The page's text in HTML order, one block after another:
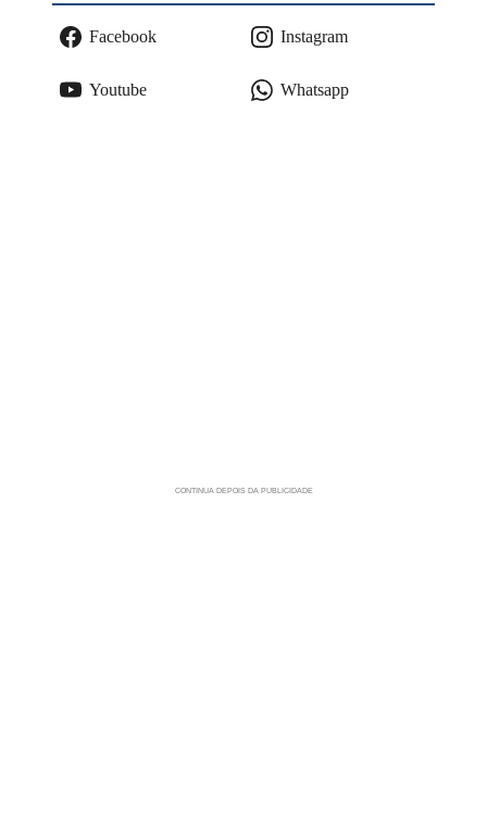
Facebook Instagram
Youtube Whatsapp